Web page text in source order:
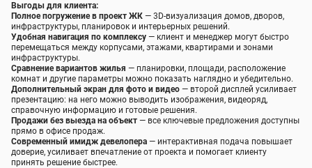
Выгоды для клиента:
Полное погружение в проект ЖК — 3D-визуализация домов, дворов,
инфраструктуры, планировок и интерьерных решений.
Удобная навигация по комплексу — клиент и менеджер могут быстро
перемещаться между корпусами, этажами, квартирами и зонами
инфраструктуры.
Сравнение вариантов жилья — планировки, площади, расположение
комнат и другие параметры можно показать наглядно и убедительно.
Дополнительный экран для фото и видео — второй дисплей усиливает
презентацию: на него можно выводить изображения, видеоряд,
справочную информацию и готовые решения.
Продажи без выезда на объект — все ключевые предложения доступны
прямо в офисе продаж.
Современный имидж девелопера — интерактивная подача повышает
доверие, усиливает впечатление от проекта и помогает клиенту
принять решение быстрее.